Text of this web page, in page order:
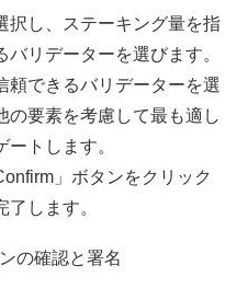
択し、ステーキング量を指
リデーターを選びます。
頼できるバリデーターを選
の要素を考慮して最も適し
トします。
」ボタンをクリック
します。
の確認と署名